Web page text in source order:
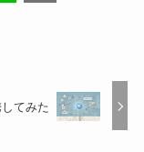
てみた